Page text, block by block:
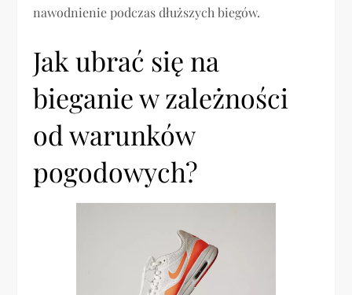
nawodnienie podczas dłuższych biegów.
Jak ubrać się na
bieganie w zależności
od warunków
pogodowych?